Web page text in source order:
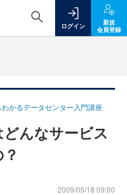
ログイン
新規
会員登録
かるデータセンター入門講座
んなサービス
2009/05/18 09:00